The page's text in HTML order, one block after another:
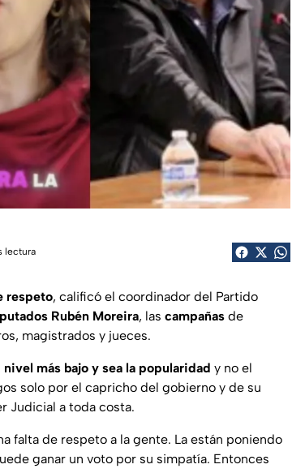
lectura
respeto, calificó el coordinador del Partido
Rubén Moreira, las campañas de
magistrados y jueces.
nivel más bajo y sea la popularidad y no el
solo por el capricho del gobierno y de su
Judicial a toda costa.
falta de respeto a la gente. La están poniendo
ganar un voto por su simpatía. Entonces